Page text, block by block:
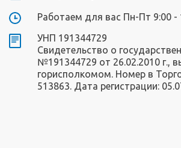
Работаем для вас Пн-Пт 9:00 -
УНП 191344729
Свидетельство о
№191344729 от 26.02.2010 г.,
горисполкомом. Номер в
513863. Дата регистрации: